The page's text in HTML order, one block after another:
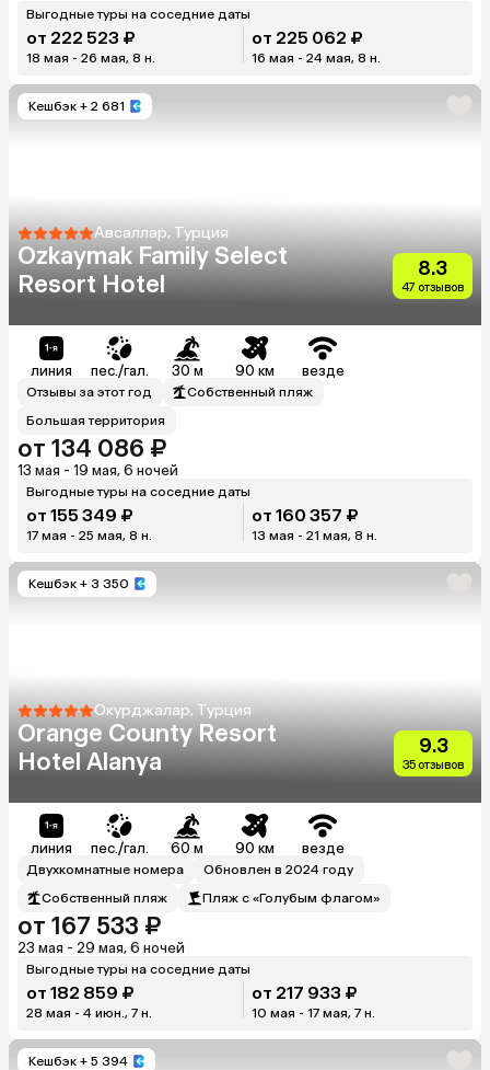
Выгодные туры на соседние даты
от 222 523 ₽
18 мая - 26 мая, 8 н.
от 225 062 ₽
16 мая - 24 мая, 8 н.
Кешбэк + 2 681
Авсаллар, Турция
Ozkaymak Family Select
Resort Hotel
8.3
47 отзывов
линия пес./гал. 30 м 90 км везде
Отзывы за этот год
Собственный пляж
Большая территория
от 134 086 ₽
13 мая - 19 мая, 6 ночей
Выгодные туры на соседние даты
от 155 349 ₽
17 мая - 25 мая, 8 н.
от 160 357 ₽
13 мая - 21 мая, 8 н.
Кешбэк + 3 350
Окурджалар, Турция
Orange County Resort
Hotel Alanya
9.3
35 отзывов
линия пес./гал. 60 м 90 км везде
Двухкомнатные номера
Обновлен в 2024 году
Собственный пляж
Пляж с «Голубым флагом»
от 167 533 ₽
23 мая - 29 мая, 6 ночей
Выгодные туры на соседние даты
от 182 859 ₽
28 мая - 4 июн., 7 н.
от 217 933 ₽
10 мая - 17 мая, 7 н.
Кешбэк + 5 394